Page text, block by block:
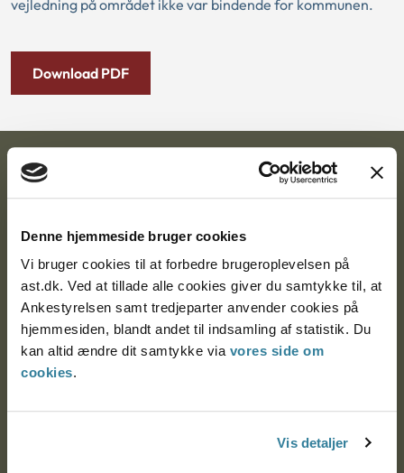
Denne hjemmeside bruger cookies
Vi bruger cookies til at forbedre brugeroplevelsen på
ast.dk. Ved at tillade alle cookies giver du samtykke til, at
Ankestyrelsen samt tredjeparter anvender cookies på
hjemmesiden, blandt andet til indsamling af statistik. Du
kan altid ændre dit samtykke via vores side om
cookies.
Vis detaljer
vejledning på området ikke var bindende for kommunen.
Download PDF
Ankestyrelsen
Nytorv 7, 2. sal
9000 Aalborg
Ankestyrelsen Aalborg